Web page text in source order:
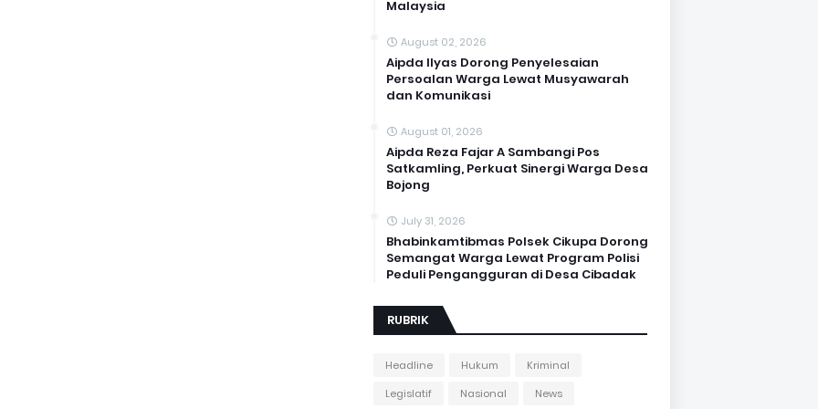
Malaysia
August 02, 2026
Aipda Ilyas Dorong Penyelesaian
Persoalan Warga Lewat Musyawarah
dan Komunikasi
August 01, 2026
Aipda Reza Fajar A Sambangi Pos
Satkamling, Perkuat Sinergi Warga Desa
Bojong
July 31, 2026
Bhabinkamtibmas Polsek Cikupa Dorong
Semangat Warga Lewat Program Polisi
Peduli Pengangguran di Desa Cibadak
RUBRIK
Headline Hukum
Kriminal
Legislatif
Nasional News